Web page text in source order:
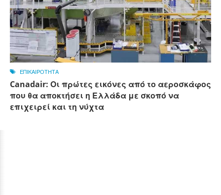
ΕΠΙΚΑΙΡΟΤΗΤΑ
Canadair: Οι πρώτες εικόνες από το αεροσκάφος
που θα αποκτήσει η Ελλάδα με σκοπό να
επιχειρεί και τη νύχτα